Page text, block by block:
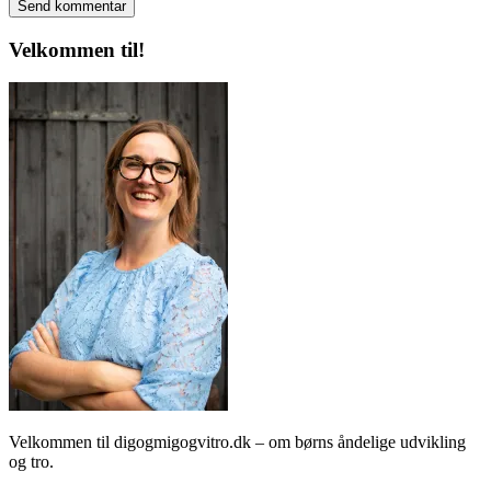
Velkommen til!
Velkommen til digogmigogvitro.dk – om børns åndelige udvikling
og tro.